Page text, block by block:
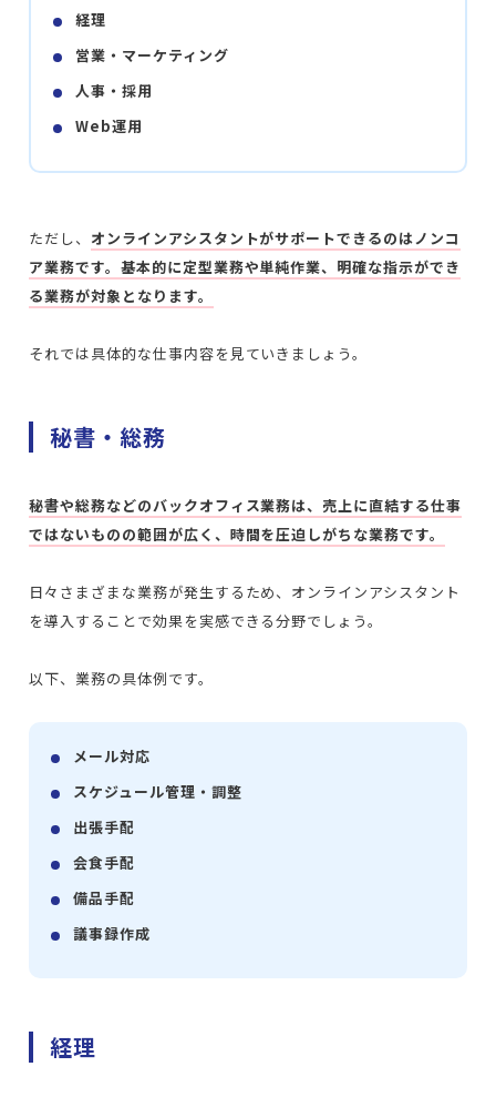
経理
営業・マーケティング
人事・採用
Web運用
ただし、 オ ンラインアシスタントがサポートできるのはノンコ
ア業務です。基本的に定型業務や単純作業、明確な指示ができ
る業務が対象となります。
それでは具体的な仕事内容を見ていきましょう。
秘書・総務
秘書や総務などのバックオフィス業務は、売上に直結する仕事
ではないものの範囲が広く、時間を圧迫しがちな業務です。
日々さまざまな業務が発生するため、オンラインアシスタント
を導入することで効果を実感できる分野でしょう。
以下、業務の具体例です。
メール対応
スケジュール管理・調整
出張手配
会食手配
備品手配
議事録作成
経理